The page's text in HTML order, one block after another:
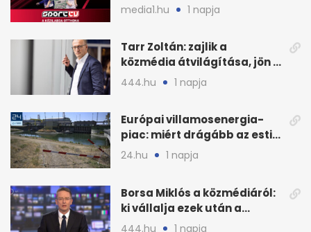
megállapodás
media1.hu 1 napja
Tarr Zoltán: zajlik a
közmédia átvilágítása, jön a
nyilvános véleményezés
444.hu 1 napja
Európai villamosenergia-
piac: miért drágább az esti
áram Magyarországon
24.hu 1 napja
Borsa Miklós a közmédiáról:
ki vállalja ezek után a
munkát?
444.hu 1 napja